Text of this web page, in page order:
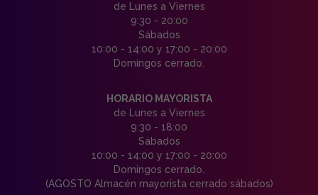
de Lunes a Viernes
9:30 - 20:00
Sábados
10:00 - 14:00 y 17:00 - 20:00
Domingos cerrado.
HORARIO MAYORISTA
de Lunes a Viernes
9:30 - 18:00
Sábados
10:00 - 14:00 y 17:00 - 20:00
Domingos cerrado.
(AGOSTO Almacén mayorista cerrado sábados)